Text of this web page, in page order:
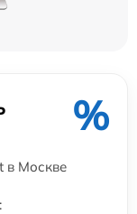
%
в Москве